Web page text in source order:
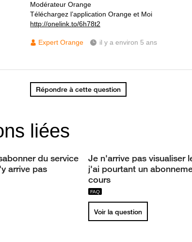
Modérateur Orange
Téléchargez l’application Orange et Moi
http://onelink.to/6h78t2
Expert Orange il y a environ 5 ans
Répondre à cette question
liées
du service
arrive pas
Je n'arrive pas visualiser
j'ai pourtant un
cours
Voir la question